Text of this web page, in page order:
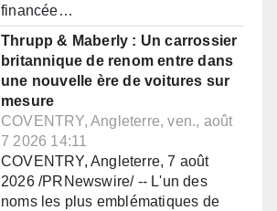
financée…
Thrupp & Maberly : Un carrossier
britannique de renom entre dans
une nouvelle ère de voitures sur
mesure
COVENTRY, Angleterre, ven., août
7 2026 14:11
COVENTRY, Angleterre, 7 août
2026 /PRNewswire/ -- L'un des
noms les plus emblématiques de